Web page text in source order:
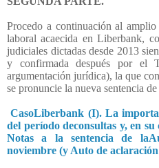
Procedo a continuación al
laboral acaecida en Liberbank,
judiciales dictadas desde 2013
y confirmada después por el
argumentación jurídica), la que
se pronuncie la nueva sentencia
CasoLiberbank (I). La
del período deconsultas y, en
Notas a la sentencia de
noviembre (y Auto de